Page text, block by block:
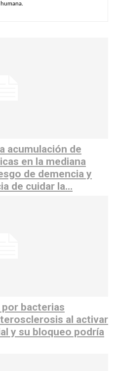
acumulación de
en la mediana
de demencia y
de cuidar la...
bacterias
al activar
y su bloqueo podría